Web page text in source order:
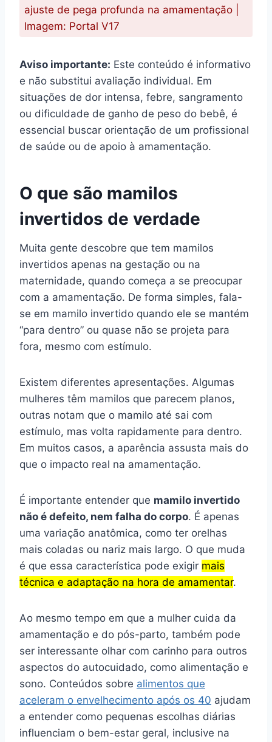
ajuste de pega profunda na amamentação |
Imagem: Portal V17
Aviso importante: Este conteúdo é informativo
e não substitui avaliação individual. Em
situações de dor intensa, febre, sangramento
ou dificuldade de ganho de peso do bebê, é
essencial buscar orientação de um profissional
de saúde ou de apoio à amamentação.
O que são mamilos
invertidos de verdade
Muita gente descobre que tem mamilos
invertidos apenas na gestação ou na
maternidade, quando começa a se preocupar
com a amamentação. De forma simples, fala-
se em mamilo invertido quando ele se mantém
“para dentro” ou quase não se projeta para
fora, mesmo com estímulo.
Existem diferentes apresentações. Algumas
mulheres têm mamilos que parecem planos,
outras notam que o mamilo até sai com
estímulo, mas volta rapidamente para dentro.
Em muitos casos, a aparência assusta mais do
que o impacto real na amamentação.
É importante entender que mamilo invertido
não é defeito, nem falha do corpo. É apenas
uma variação anatômica, como ter orelhas
mais coladas ou nariz mais largo. O que muda
é que essa característica pode exigir mais
técnica e adaptação na hora de amamentar.
Ao mesmo tempo em que a mulher cuida da
amamentação e do pós-parto, também pode
ser interessante olhar com carinho para outros
aspectos do autocuidado, como alimentação e
sono. Conteúdos sobre alimentos que
aceleram o envelhecimento após os 40 ajudam
a entender como pequenas escolhas diárias
influenciam o bem-estar geral, inclusive na